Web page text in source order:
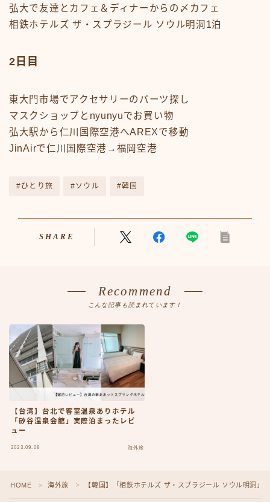
弘大で友達とカフェ＆ディナーからの〆カフェ
相鉄ホテルズ ザ・スプラジール ソウル明洞1泊
2日目
東大門市場でアクセサリーのパーツ探し
マスクショップとnyunyuでお買い物
弘大駅から仁川国際空港へAREXで移動
JinAirで仁川国際空港→福岡空港
#ひとり旅 #ソウル #韓国
SHARE
Recommend
こんな記事も読まれています！
【台湾】台北で客室温泉ありホテル
「矽谷温泉会館」実際泊まったレビ
ュー
2023.09.08 海外旅
HOME ＞ 海外旅 ＞ 【韓国】「相鉄ホテルズ ザ・スプラジール ソウル明洞」